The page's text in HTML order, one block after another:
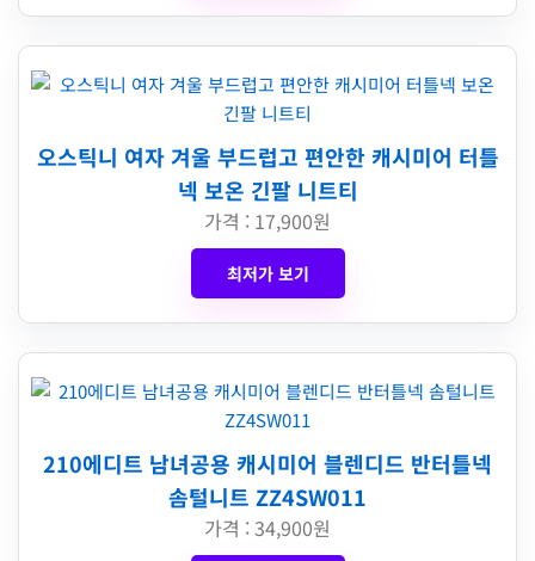
오스틱니 여자 겨울 부드럽고 편안한 캐시미어 터틀
넥 보온 긴팔 니트티
가격 : 17,900원
최저가 보기
210에디트 남녀공용 캐시미어 블렌디드 반터틀넥
솜털니트 ZZ4SW011
가격 : 34,900원